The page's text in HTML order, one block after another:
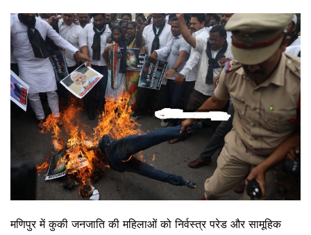
मणिपुर में कुकी जनजाति की महिलाओं को निर्वस्त्र परेड और सामूहिक